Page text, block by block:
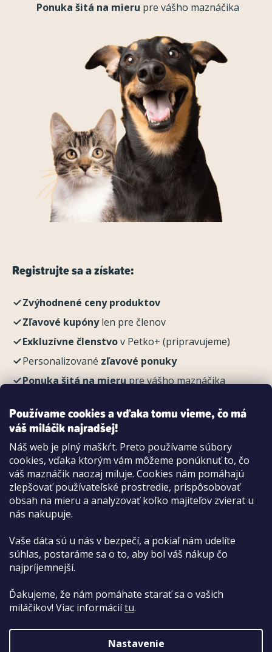
Používame cookies a vďaka tomu vieme, čo má
váš miláčik najradšej!
Náš web je plný maškŕt. Preto používame súbory
cookies, vďaka ktorým vám môžeme ponúknuť to, čo
váš maznáčik naozaj miluje. Cookies nám pomáhajú
zlepšovať používateľské prostredie, prispôsobovať
obsah na mieru a analyzovať koľko majiteľov zvierat u
nás nakupuje.
Vaše dáta sú u nás v bezpečí, a pokiaľ nám udelíte
súhlas, postaráme sa o to, aby bol váš nákup čo
najpríjemnejší.
Ďakujeme, že nám pomáhate starať sa o vašich
miláčikov! Viac informáciítu.
Nastavenie
Ponuka šitá na mieru pre vášho maznáčika
Registrujte sa a získate:
Zvýhodnené ceny produktov
Zľavové kupónylen pre členov
Exkluzívne členstvov Petko+ (pripravujeme)
Personalizované zľavové ponuky
Ponuka šitá na mierupre vášho maznáčika
Možnosti platby:
Dobierkou
Hotovo aj kartou na pobočke